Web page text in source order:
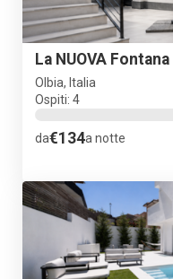
Olbia, Italia
Ospiti: 4
da€134a notte